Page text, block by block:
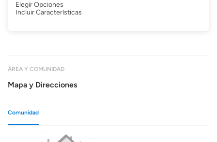
Elegir Opciones
Incluir Características
ÁREA Y COMUNIDAD
Mapa y Direcciones
Comunidad